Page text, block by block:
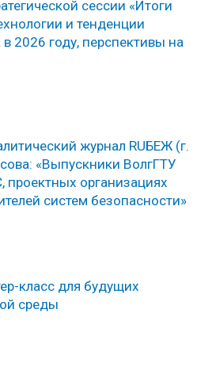
сессии «Итоги
и тенденции
2026 году, перспективы на
журнал RUБЕЖ (г.
«Выпускники ВолгГТУ
организациях
систем безопасности»
класс для будущих
среды